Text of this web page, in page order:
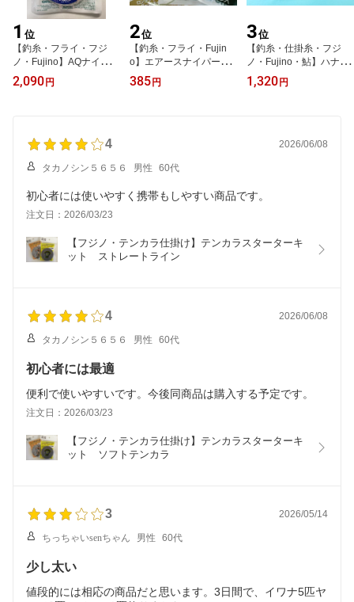
1 位
【釣糸・フライ・フジ
ノ・Fujino】AQナイロン
ティペット 50m 4X〜
10X
2,090 円
2位
【釣糸・フライ・Fujin
o】エアースナイパーリ
ーダー7．5ft・9ft・12ft
385 円
3位
【釣糸・仕掛糸・フジ
ノ・Fujino・鮎】ハナカ
ン編込糸DX100m
1,320 円
4 2026/06/08
タカノシン５６５６ 男性 60代
初心者には使いやすく携帯もしやすい商品です。
注文日：2026/03/23
【フジノ・テンカラ仕掛け】テンカラスターターキ
ット　ストレートライン
4 2026/06/08
タカノシン５６５６ 男性 60代
初心者には最適
便利で使いやすいです。今後同商品は購入する予定です。
注文日：2026/03/23
【フジノ・テンカラ仕掛け】テンカラスターターキ
ット　ソフトテンカラ
3 2026/05/14
ちっちゃいsenちゃん 男性 60代
少し太い
値段的には相応の商品だと思います。3日間で、イワナ5匹ヤ